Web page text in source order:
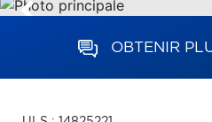
OBTENIR